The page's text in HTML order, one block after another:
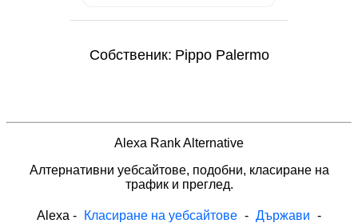
Собственик: Pippo Palermo
Alexa Rank Alternative
Алтернативни уебсайтове, подобни, класиране на
трафик и преглед.
Alexa - Класиране на уебсайтове - Държави -